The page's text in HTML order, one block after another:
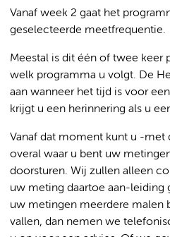
Vanaf week 2 gaat het
geselecteerde meetfrequentie.
Meestal is dit één of twee keer
welk programma u volgt. De
aan wanneer het tijd is voor
krijgt u een herinnering als u
Vanaf dat moment kunt u -met
overal waar u bent uw
doorsturen. Wij zullen alleen
uw meting daartoe aan-leiding
uw metingen meerdere malen
vallen, dan nemen we